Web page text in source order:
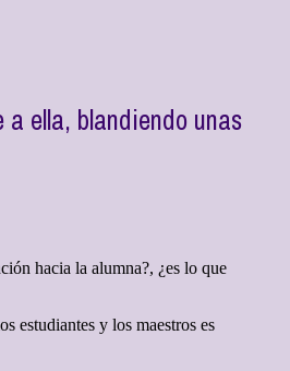
ella, blandiendo unas
hacia la alumna?, ¿es lo que
estudiantes y los maestros es